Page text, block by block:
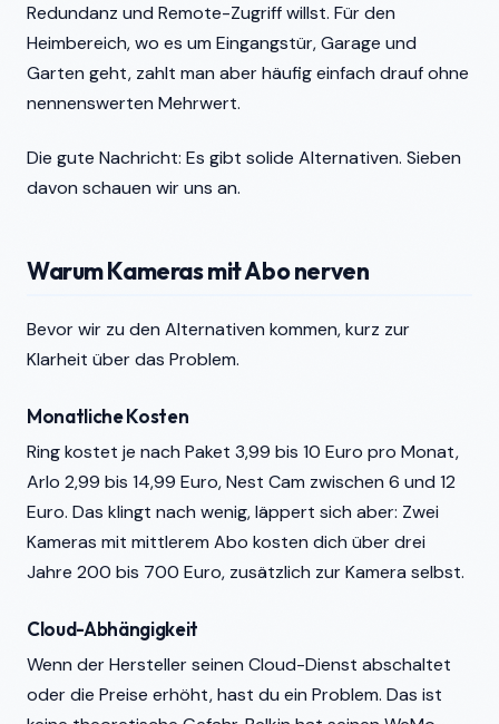
Redundanz und Remote-Zugriff willst. Für den
Heimbereich, wo es um Eingangstür, Garage und
Garten geht, zahlt man aber häufig einfach drauf ohne
nennenswerten Mehrwert.
Die gute Nachricht: Es gibt solide Alternativen. Sieben
davon schauen wir uns an.
Warum Kameras mit Abo nerven
Bevor wir zu den Alternativen kommen, kurz zur
Klarheit über das Problem.
Monatliche Kosten
Ring kostet je nach Paket 3,99 bis 10 Euro pro Monat,
Arlo 2,99 bis 14,99 Euro, Nest Cam zwischen 6 und 12
Euro. Das klingt nach wenig, läppert sich aber: Zwei
Kameras mit mittlerem Abo kosten dich über drei
Jahre 200 bis 700 Euro, zusätzlich zur Kamera selbst.
Cloud-Abhängigkeit
Wenn der Hersteller seinen Cloud-Dienst abschaltet
oder die Preise erhöht, hast du ein Problem. Das ist